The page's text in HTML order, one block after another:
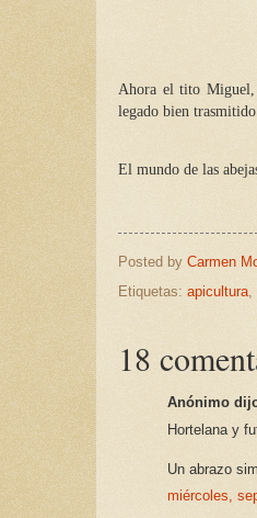
Ahora el tito Miguel,
legado bien
El mundo de las
Posted by Carmen
Etiquetas: apicultura
18
Anónimo
Hortelana y
Un abrazo
miércoles,